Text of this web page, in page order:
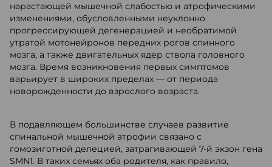
нарастающей мышечной слабостью и атрофическими
изменениями, обусловленными неуклонно
прогрессирующей дегенерацией и необратимой
утратой мотонейронов передних рогов спинного
мозга, а также двигательных ядер ствола головного
мозга. Время возникновения первых симптомов
варьирует в широких пределах — от периода
новорожденности до взрослого возраста.
В подавляющем большинстве случаев развитие
спинальной мышечной атрофии связано с
гомозиготной делецией, затрагивающей 7-й экзон гена
SMN1. В таких семьях оба родителя, как правило,